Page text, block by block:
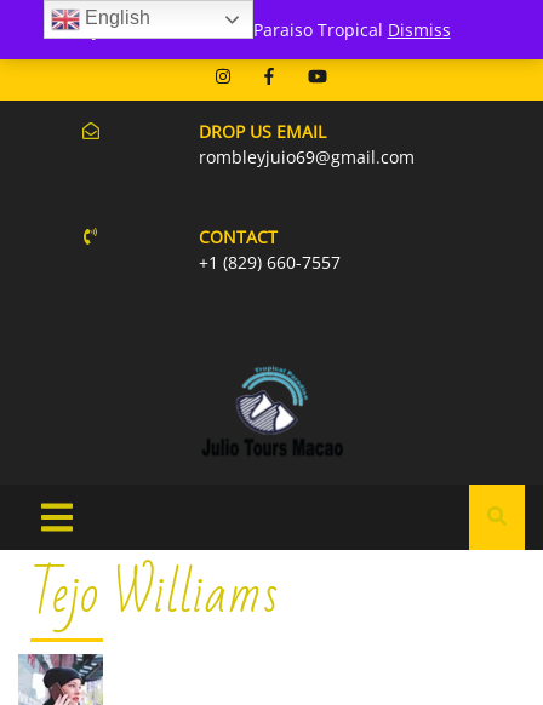
171 Punta Cana- Macao
DROP US EMAIL
rombleyjuio69@gmail.com
CONTACT
+1 (829) 660-7557
Tejo Williams
English
Julio Tours Macao - Paraiso Tropical Dismiss